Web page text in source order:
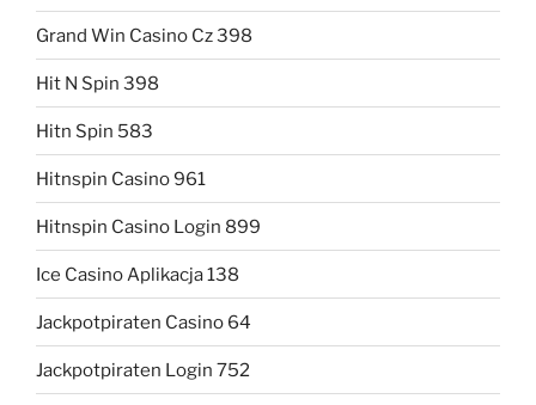
Grand Win Casino Cz 398
Hit N Spin 398
Hitn Spin 583
Hitnspin Casino 961
Hitnspin Casino Login 899
Ice Casino Aplikacja 138
Jackpotpiraten Casino 64
Jackpotpiraten Login 752